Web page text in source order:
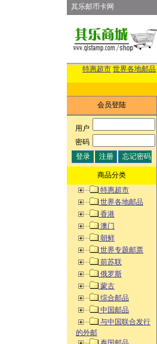
其乐邮币卡网
特惠超市 世界各地邮品
会员登陆
用户:
密码:
商品分类
特惠超市
世界各地邮品
香港
澳门
朝鲜
世界专题邮票
前苏联
俄罗斯
蒙古
综合邮品
中国邮品
与中国联合发行
的外邮